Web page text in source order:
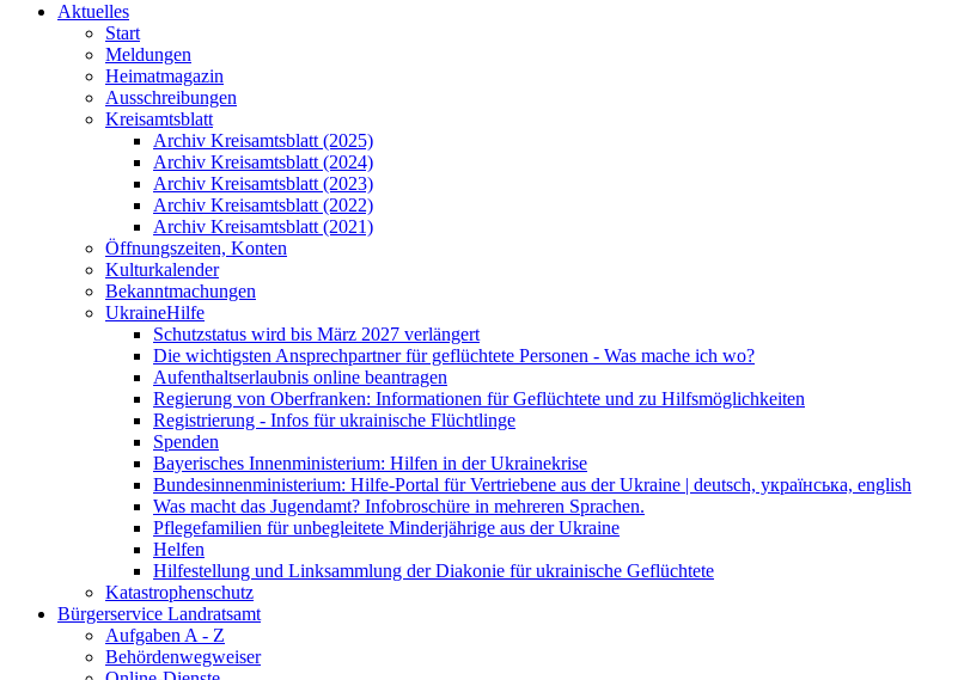
Aktuelles
Start
Meldungen
Heimatmagazin
Ausschreibungen
Kreisamtsblatt
Archiv Kreisamtsblatt (2025)
Archiv Kreisamtsblatt (2024)
Archiv Kreisamtsblatt (2023)
Archiv Kreisamtsblatt (2022)
Archiv Kreisamtsblatt (2021)
Öffnungszeiten, Konten
Kulturkalender
Bekanntmachungen
UkraineHilfe
Schutzstatus wird bis März 2027 verlängert
Die wichtigsten Ansprechpartner für geflüchtete Personen - Was mache ich wo?
Aufenthaltserlaubnis online beantragen
Regierung von Oberfranken: Informationen für Geflüchtete und zu Hilfsmöglichkeiten
Registrierung - Infos für ukrainische Flüchtlinge
Spenden
Bayerisches Innenministerium: Hilfen in der Ukrainekrise
Bundesinnenministerium: Hilfe-Portal für Vertriebene aus der Ukraine | deutsch, українська, english
Was macht das Jugendamt? Infobroschüre in mehreren Sprachen.
Pflegefamilien für unbegleitete Minderjährige aus der Ukraine
Helfen
Hilfestellung und Linksammlung der Diakonie für ukrainische Geflüchtete
Katastrophenschutz
Bürgerservice Landratsamt
Aufgaben A - Z
Behördenwegweiser